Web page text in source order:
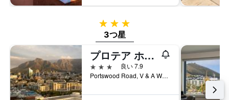
3つ星
3つ星
プロテア ホテル バイ マリオット ケープ タウン ウォーターフロント ブレイクウォーター ロッジ
3つ星
良い 7.9
Portswood Road, V & A Waterfront, ケープタウン, 西ケープ州, 南アフリカ